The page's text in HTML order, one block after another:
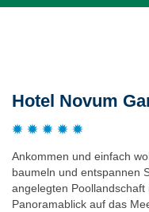
Hotel Novum
Ankommen und einfach
baumeln und entspannen
angelegten
Panoramablick auf das